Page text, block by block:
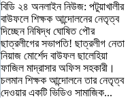
বিডি ২৪ অনলাইন নিউজ: পটুয়াখালীর
বাউফলে শিক্ষক আন্দোলনের নেতৃত্ব
দিচ্ছেন নিষিদ্ধ ঘোষিত পৌর
ছাত্রলীগের সভাপতি! ছাত্রলীগ নেতা
নিয়াজ মোর্শেদ বাউফল ছালেহিয়া
ফাজিল মাদ্রাসার অফিস সহকারী।
চলমান শিক্ষক আন্দোলনে তার নেতৃত্ব
দেওয়ার একটি ভিডিও সামাজিক...